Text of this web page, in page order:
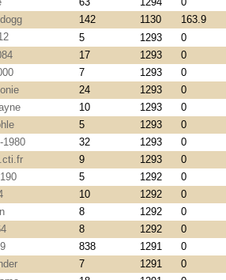
142 1130
163.9
5 1293
0
17 1293
0
7 1293
0
24 1293
0
10 1293
0
5 1293
0
1980 32 1293
0
9 1293
0
5 1292
0
10 1292
0
8 1292
0
8 1292
0
838 1291
0
7 1291
0